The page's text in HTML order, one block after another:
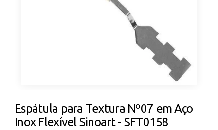
Espátula para Textura Nº07 em Aço
Inox Flexível Sinoart - SFT0158